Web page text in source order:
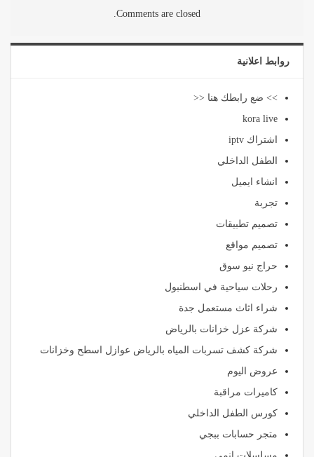
Comments are closed.
روابط اعلانية
>> ضع رابطك هنا <<
kora live
اشتراك iptv
الطفل الداخلي
انشاء ايميل
تجربة
تصميم تطبيقات
تصميم مواقع
حراج نيو سوق
رحلات سياحية في اسطنبول
شراء اثاث مستعمل جدة
شركة عزل خزانات بالرياض
شركة كشف تسربات المياه بالرياض عوازل اسطح وخزانات
عروض اليوم
كاميرات مراقبة
كورس الطفل الداخلي
متجر حسابات ببجي